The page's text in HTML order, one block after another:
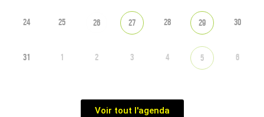
24 25 26 27 28 29 30
31 1 2 3 4 5 6
Voir tout l'agenda